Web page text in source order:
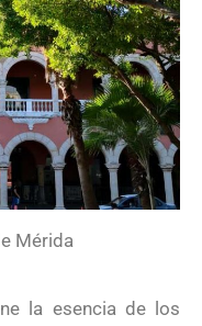
Mérida
la esencia de los